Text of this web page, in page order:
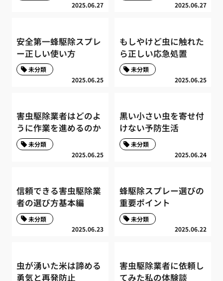
2025.06.27 2025.06.27
安全第一蜂駆除スプレ
ー正しい使い方
2025.06.25
未分類
もしやけど虫に触れた
ら正しい応急処置
2025.06.25
未分類
害虫駆除業者はどのよ
うに作業を進めるのか
2025.06.25
未分類
黒い小さい虫を寄せ付
けない予防生活
2025.06.24
未分類
信頼できる害虫駆除業
者の選び方基本編
2025.06.23
未分類
蜂駆除スプレー選びの
重要ポイント
2025.06.22
未分類
虫が湧いた米は諦める
勇気と再発防止
害虫駆除業者に依頼し
てみた私の体験談